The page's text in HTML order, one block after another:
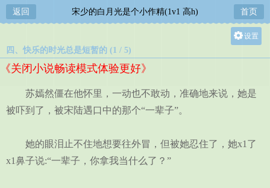
返回 宋少的白月光是个小作精(1v1 高h) 首页
设置
中
四、快乐的时光总是短暂的 (1 / 5)
《关闭小说畅读模式体验更好》
苏嫣然僵在他怀里，一动也不敢动，准确地来说，她是
被吓到了，被宋陆遇口中的那个“一辈子”。
她的眼泪止不住地想要往外冒，但被她忍住了，她x1了
x1鼻子说:“一辈子，你拿我当什么了？”